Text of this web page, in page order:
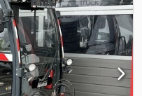
дизел мотор * Мењач:
су без гаранције *
претходне продаје су